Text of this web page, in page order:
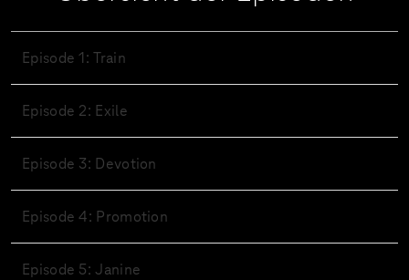
Episode 1: Train
Episode 2: Exile
Episode 3: Devotion
Episode 4: Promotion
Episode 5: Janine